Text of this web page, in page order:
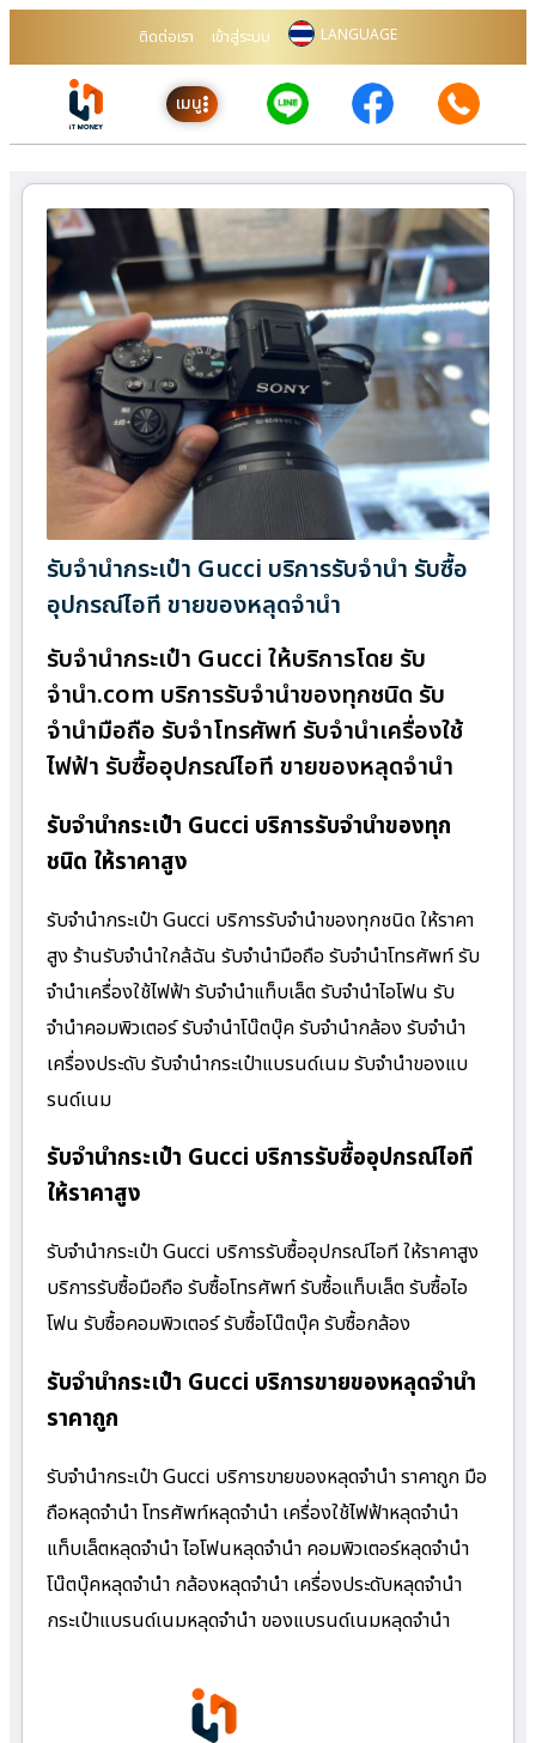
ติดต่อเรา เข้าสู่ระบบ LANGUAGE
เมนู
รับจำนำกระเป๋า Gucci บริการรับจำนำ รับซื้อ
อุปกรณ์ไอที ขายของหลุดจำนำ
รับจำนำกระเป๋า Gucci ให้บริการโดย รับ
จํานํา.com บริการรับจำนำของทุกชนิด รับ
จำนำมือถือ รับจำโทรศัพท์ รับจำนำเครื่องใช้
ไฟฟ้า รับซื้ออุปกรณ์ไอที ขายของหลุดจำนำ
รับจำนำกระเป๋า Gucci บริการรับจำนำของทุก
ชนิด ให้ราคาสูง
รับจำนำกระเป๋า Gucci บริการรับจำนำของทุกชนิด ให้ราคา
สูง ร้านรับจํานําใกล้ฉัน รับจำนำมือถือ รับจำนำโทรศัพท์ รับ
จำนำเครื่องใช้ไฟฟ้า รับจำนำแท็บเล็ต รับจำนำไอโฟน รับ
จำนำคอมพิวเตอร์ รับจำนำโน๊ตบุ๊ค รับจำนำกล้อง รับจำนำ
เครื่องประดับ รับจำนำกระเป๋าแบรนด์เนม รับจำนำของแบ
รนด์เนม
รับจำนำกระเป๋า Gucci บริการรับซื้ออุปกรณ์ไอที
ให้ราคาสูง
รับจำนำกระเป๋า Gucci บริการรับซื้ออุปกรณ์ไอที ให้ราคาสูง
บริการรับซื้อมือถือ รับซื้อโทรศัพท์ รับซื้อแท็บเล็ต รับซื้อไอ
โฟน รับซื้อคอมพิวเตอร์ รับซื้อโน๊ตบุ๊ค รับซื้อกล้อง
รับจำนำกระเป๋า Gucci บริการขายของหลุดจำนำ
ราคาถูก
รับจำนำกระเป๋า Gucci บริการขายของหลุดจำนำ ราคาถูก มือ
ถือหลุดจำนำ โทรศัพท์หลุดจำนำ เครื่องใช้ไฟฟ้าหลุดจำนำ
แท็บเล็ตหลุดจำนำ ไอโฟนหลุดจำนำ คอมพิวเตอร์หลุดจำนำ
โน๊ตบุ๊คหลุดจำนำ กล้องหลุดจำนำ เครื่องประดับหลุดจำนำ
กระเป๋าแบรนด์เนมหลุดจำนำ ของแบรนด์เนมหลุดจำนำ